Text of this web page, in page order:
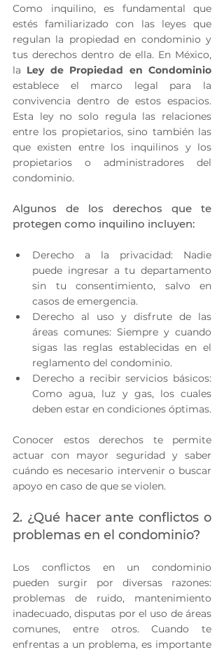
Como inquilino, es fundamental que
estés familiarizado con las leyes que
regulan la propiedad en condominio y
tus derechos dentro de ella. En México,
la Ley de Propiedad en Condominio
establece el marco legal para la
convivencia dentro de estos espacios.
Esta ley no solo regula las relaciones
entre los propietarios, sino también las
que existen entre los inquilinos y los
propietarios o administradores del
condominio.
Algunos de los derechos que te
protegen como inquilino incluyen:
Derecho a la privacidad: Nadie
puede ingresar a tu departamento
sin tu consentimiento, salvo en
casos de emergencia.
Derecho al uso y disfrute de las
áreas comunes: Siempre y cuando
sigas las reglas establecidas en el
reglamento del condominio.
Derecho a recibir servicios básicos:
Como agua, luz y gas, los cuales
deben estar en condiciones óptimas.
Conocer estos derechos te permite
actuar con mayor seguridad y saber
cuándo es necesario intervenir o buscar
apoyo en caso de que se violen.
2. ¿Qué hacer ante conflictos o
problemas en el condominio?
Los conflictos en un condominio
pueden surgir por diversas razones:
problemas de ruido, mantenimiento
inadecuado, disputas por el uso de áreas
comunes, entre otros. Cuando te
enfrentas a un problema, es importante